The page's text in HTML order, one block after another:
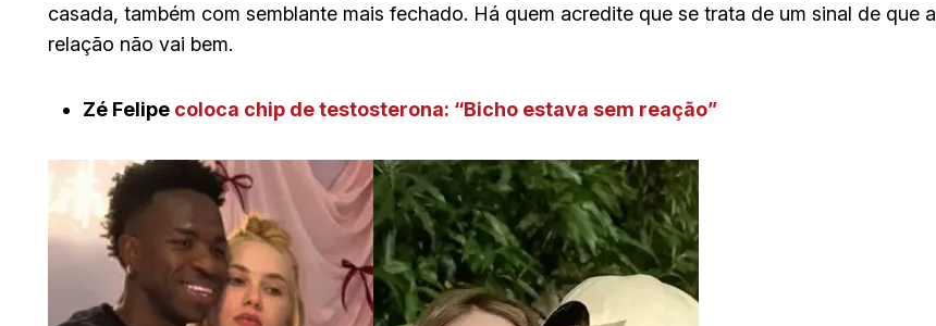
casada, também com semblante mais fechado. Há quem acredite que se trata de um sinal de que a
relação não vai bem.
Zé Felipe coloca chip de testosterona: “Bicho estava sem reação”